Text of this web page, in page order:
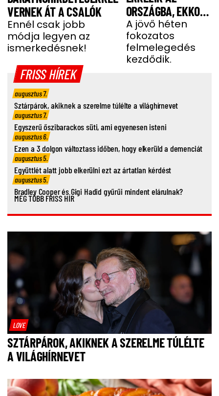
VERNEK ÁT A CSALÓK
Ennél csak jobb
módja legyen az
ismerkedésnek!
ORSZÁGBA, EKKOR
ÉR IDE
A jövő héten
fokozatos
felmelegedés
kezdődik.
FRISS HÍREK
augusztus 7.
Sztárpárok, akiknek a szerelme túlélte a világhírnevet
augusztus 7.
Egyszerű őszibarackos süti, ami egyenesen isteni
augusztus 6.
Ezen a 3 dolgon változtass időben, hogy elkerüld a demenciát
augusztus 5.
Együttlét alatt jobb elkerülni ezt az ártatlan kérdést
augusztus 5.
Bradley Cooper és Gigi Hadid gyűrűi mindent elárulnak?
MÉG TÖBB FRISS HÍR
LOVE
SZTÁRPÁROK, AKIKNEK A SZERELME TÚLÉLTE
A VILÁGHÍRNEVET